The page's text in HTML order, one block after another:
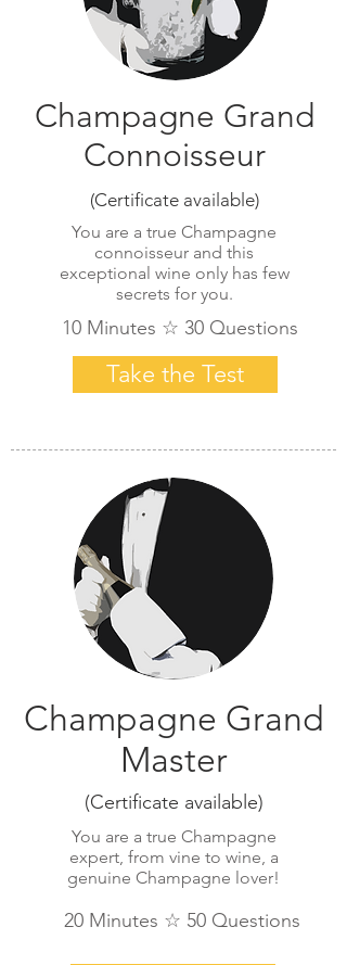
Champagne Grand
Connoisseur
You are a true Champagne
connoisseur and this
exceptional wine only has few
secrets for you.
10 Minutes ☆ 30 Questions
Take the Test
(Certificate available)
Champagne Grand
Master
You are a true Champagne
expert, from vine to wine, a
genuine Champagne lover!
20 Minutes ☆ 50 Questions
(Certificate available)